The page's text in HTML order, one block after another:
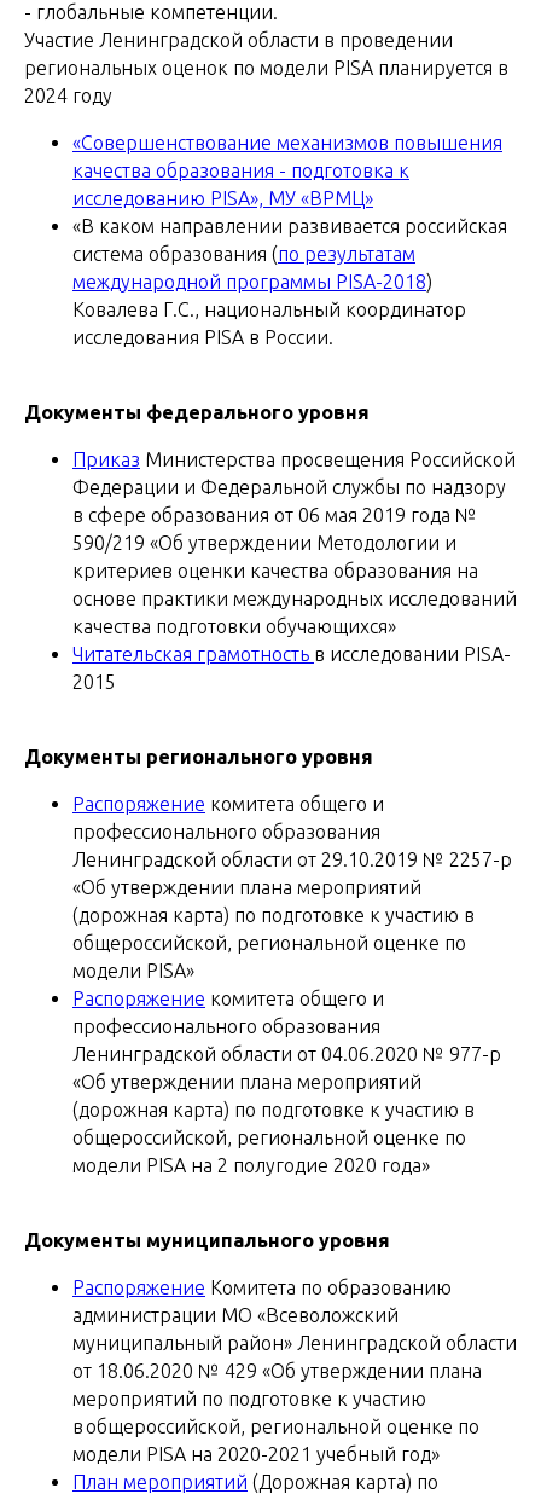
- глобальные компетенции.
Участие Ленинградской области в проведении
региональных оценок по модели PISA планируется в
2024 году
«Совершенствование механизмов повышения
качества образования - подготовка к
исследованию PISA», МУ «ВРМЦ»
«В каком направлении развивается российская
система образования (по результатам
международной программы PISA-2018)
Ковалева Г.С., национальный координатор
исследования PISA в России.
Документы федерального уровня
Приказ Министерства просвещения Российской
Федерации и Федеральной службы по надзору
в сфере образования от 06 мая 2019 года №
590/219 «Об утверждении Методологии и
критериев оценки качества образования на
основе практики международных исследований
качества подготовки обучающихся»
Читательская грамотность в исследовании PISA-
2015
Документы регионального уровня
Распоряжение комитета общего и
профессионального образования
Ленинградской области от 29.10.2019 № 2257-р
«Об утверждении плана мероприятий
(дорожная карта) по подготовке к участию в
общероссийской, региональной оценке по
модели PISA»
Распоряжение комитета общего и
профессионального образования
Ленинградской области от 04.06.2020 № 977-р
«Об утверждении плана мероприятий
(дорожная карта) по подготовке к участию в
общероссийской, региональной оценке по
модели PISA на 2 полугодие 2020 года»
Документы муниципального уровня
Распоряжение Комитета по образованию
администрации МО «Всеволожский
муниципальный район» Ленинградской области
от 18.06.2020 № 429 «Об утверждении плана
мероприятий по подготовке к участию
в общероссийской, региональной оценке по
модели PISA на 2020-2021 учебный год»
План мероприятий (Дорожная карта) по